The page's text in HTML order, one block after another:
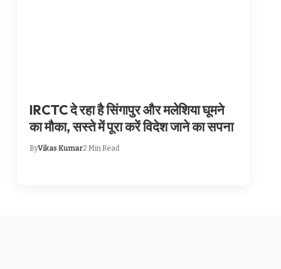
IRCTC दे रहा है सिंगापुर और मलेशिया घूमने
का मौका, सस्ते में पूरा करें विदेश जाने का सपना
ByVikas Kumar2 Min Read